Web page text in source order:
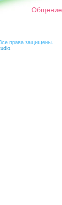
Общение
права защищены.